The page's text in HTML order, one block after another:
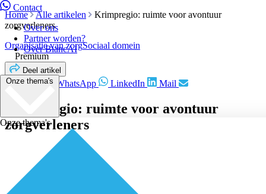
Contact
Over ons
Partner worden?
Over BiancAI
Onze thema's
Onze thema's
Home Alle artikelen
Krimpregio: ruimte voor avontuur
zorgverleners
Organisatie van zorgSociaal domein
Premium
Deel artikel
Facebook WhatsApp LinkedIn Mail
Krimpregio: ruimte voor avontuur
zorgverleners